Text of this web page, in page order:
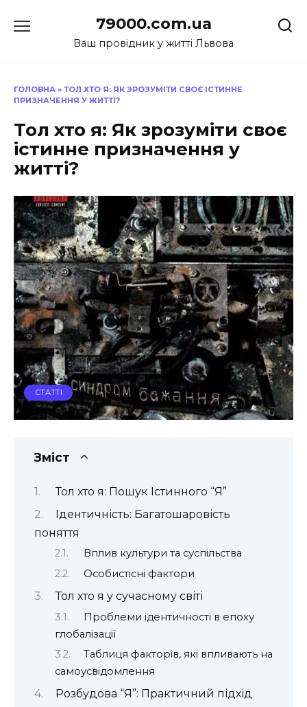
до
79000.com.ua
Ваш провідник у житті Львова
ГОЛОВНА » ТОЛ ХТО Я: ЯК ЗРОЗУМІТИ СВОЄ ІСТИННЕ
ПРИЗНАЧЕННЯ У ЖИТТІ?
Тол хто я: Як зрозуміти своє
істинне призначення у
житті?
СТАТТІ
Зміст
Тол хто я: Пошук Істинного “Я”
Ідентичність: Багатошаровість
поняття
Вплив культури та суспільства
Особистісні фактори
Тол хто я у сучасному світі
Проблеми ідентичності в епоху
глобалізації
Таблиця факторів, які впливають на
самоусвідомлення
Розбудова “Я”: Практичний підхід